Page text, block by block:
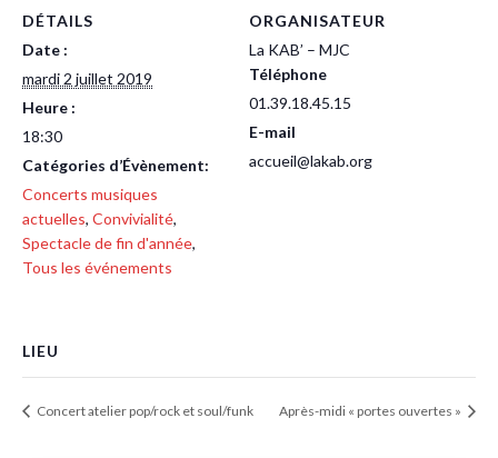
DÉTAILS
Date :
mardi 2 juillet 2019
Heure :
18:30
Catégories d’Évènement:
Concerts musiques
actuelles, Convivialité,
Spectacle de fin d'année,
Tous les événements
ORGANISATEUR
La KAB’ – MJC
Téléphone
01.39.18.45.15
E-mail
accueil@lakab.org
LIEU
Concert atelier pop/rock et soul/funk Après-midi « portes ouvertes »